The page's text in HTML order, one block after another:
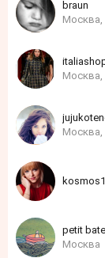
braun
Москва,
Москва,
Москва,
petit
Москва